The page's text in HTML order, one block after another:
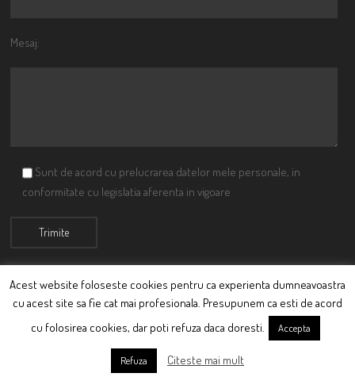
Mesaj:
Sunt de acord cu prelucrarea datelor mele personale, in
conformitate cu legislatia aferenta in vigoare
© Ciutacu 2015 Parte a Imperiului Ciutacesc.
Acest website foloseste cookies pentru ca experienta dumneavoastra
cu acest site sa fie cat mai profesionala. Presupunem ca esti de acord
cu folosirea cookies, dar poti refuza daca doresti.
Accepta
Refuza Citeste mai mult